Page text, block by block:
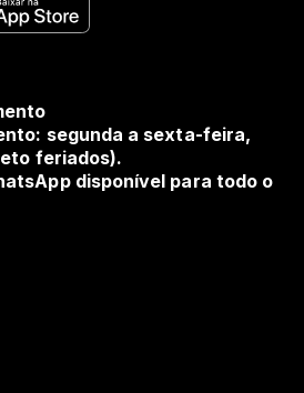
segunda a sexta-feira,
feriados).
disponível para todo o